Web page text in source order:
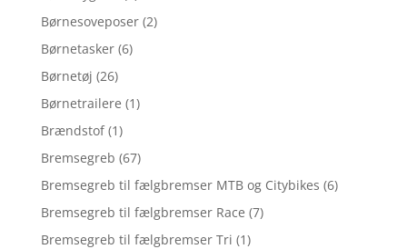
Børnesoveposer (2)
Børnetasker (6)
Børnetøj (26)
Børnetrailere (1)
Brændstof (1)
Bremsegreb (67)
Bremsegreb til fælgbremser MTB og Citybikes (6)
Bremsegreb til fælgbremser Race (7)
Bremsegreb til fælgbremser Tri (1)